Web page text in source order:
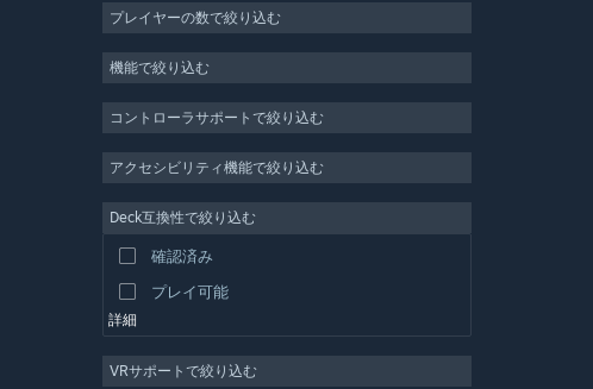
インディー
カジュアル
シミュレーション
動画制作
写真編集
プレイヤーの数で絞り込む
機能で絞り込む
コントローラサポートで絞り込む
アクセシビリティ機能で絞り込む
Deck互換性で絞り込む
確認済み
プレイ可能
詳細
VRサポートで絞り込む